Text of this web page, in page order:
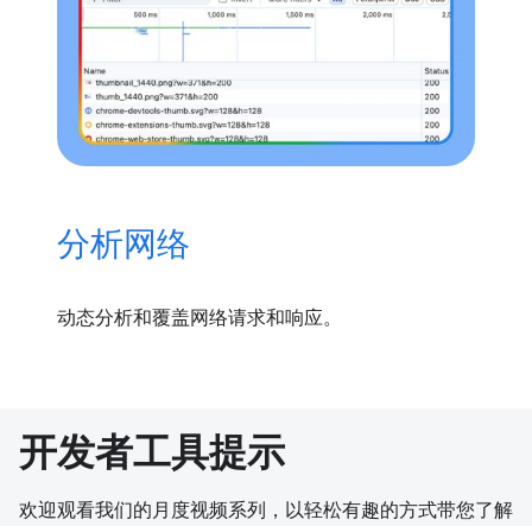
分析网络
动态分析和覆盖网络请求和响应。
开发者工具提示
欢迎观看我们的月度视频系列，以轻松有趣的方式带您了解